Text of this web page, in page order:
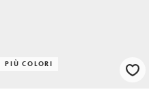
PIÙ COLORI